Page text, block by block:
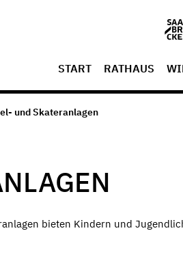
START RATHAUS
und Skateranlagen
bieten Kindern und